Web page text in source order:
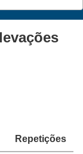
Repetições